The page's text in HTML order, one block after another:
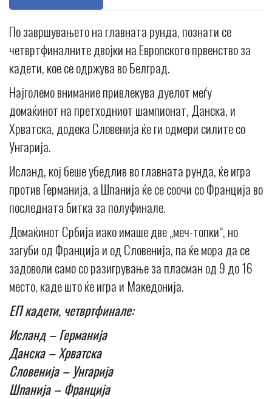
По завршувањето на главната рунда, познати се
четвртфиналните двојки на Европското првенство за
кадети, кое се одржува во Белград.
Најголемо внимание привлекува дуелот меѓу
домаќинот на претходниот шампионат, Данска, и
Хрватска, додека Словенија ќе ги одмери силите со
Унгарија.
Исланд, кој беше убедлив во главната рунда, ќе игра
против Германија, а Шпанија ќе се соочи со Франција во
последната битка за полуфинале.
Домаќинот Србија иако имаше две „меч-топки“, но
загуби од Франција и од Словенија, па ќе мора да се
задоволи само со разигрување за пласман од 9 до 16
место, каде што ќе игра и Македонија.
ЕП кадети, четвртфинале:
Исланд – Германија
Данска – Хрватска
Словенија – Унгарија
Шпанија – Франција